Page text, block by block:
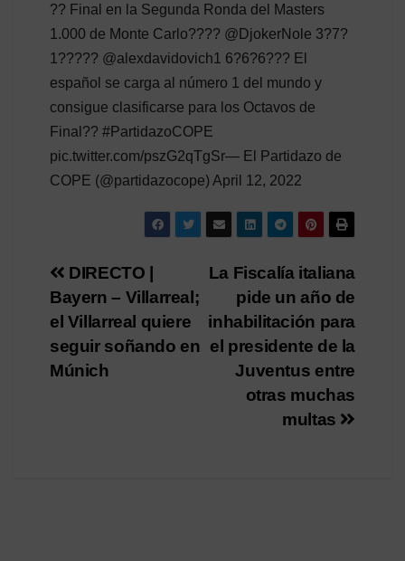
?? Final en la Segunda Ronda del Masters
1.000 de Monte Carlo???? @DjokerNole 3?7?
1????? @alexdavidovich1 6?6?6??? El
español se carga al número 1 del mundo y
consigue clasificarse para los Octavos de
Final?? #PartidazoCOPE
pic.twitter.com/pszG2qTgSr— El Partidazo de
COPE (@partidazocope) April 12, 2022
Navegación
de
entradas
La Fiscalía italiana
pide un año de
inhabilitación para
el presidente de la
Juventus entre
otras muchas
multas
DIRECTO |
Bayern – Villarreal;
el Villarreal quiere
seguir soñando en
Múnich